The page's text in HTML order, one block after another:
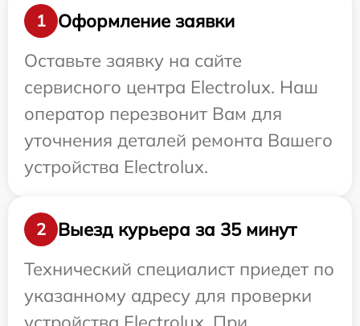
1
Оформление заявки
Оставьте заявку на сайте
сервисного центра Electrolux. Наш
оператор перезвонит Вам для
уточнения деталей ремонта Вашего
устройства Electrolux.
2
Выезд курьера за 35 минут
Технический специалист приедет по
указанному адресу для проверки